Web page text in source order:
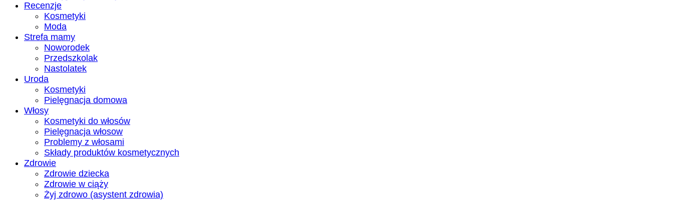
Recenzje
Kosmetyki
Moda
Strefa mamy
Noworodek
Przedszkolak
Nastolatek
Uroda
Kosmetyki
Pielęgnacja domowa
Włosy
Kosmetyki do włosów
Pielęgnacja włosow
Problemy z włosami
Składy produktów kosmetycznych
Zdrowie
Zdrowie dziecka
Zdrowie w ciąży
Żyj zdrowo (asystent zdrowia)